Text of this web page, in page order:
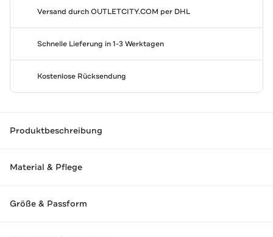
Versand durchOUTLETCITY.COM per DHL
Schnelle Lieferung in 1-3 Werktagen
Kostenlose Rücksendung
Produktbeschreibung
Material & Pflege
Größe & Passform